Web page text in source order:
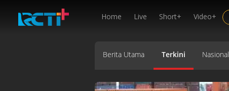
Home Live Short+ Video+
Berita Utama Terkini Nasional